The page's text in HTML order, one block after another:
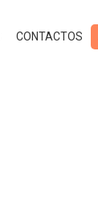
CONTACTOS